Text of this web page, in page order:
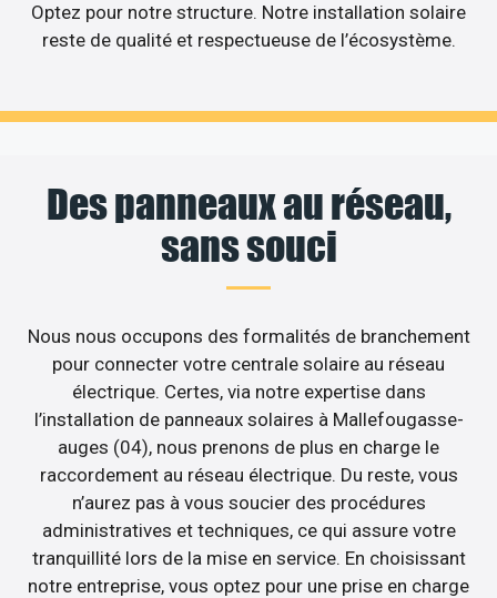
Optez pour notre structure. Notre installation solaire
reste de qualité et respectueuse de l’écosystème.
Des panneaux au réseau,
sans souci
Nous nous occupons des formalités de branchement
pour connecter votre centrale solaire au réseau
électrique. Certes, via notre expertise dans
l’installation de panneaux solaires à Mallefougasse-
auges (04), nous prenons de plus en charge le
raccordement au réseau électrique. Du reste, vous
n’aurez pas à vous soucier des procédures
administratives et techniques, ce qui assure votre
tranquillité lors de la mise en service. En choisissant
notre entreprise, vous optez pour une prise en charge